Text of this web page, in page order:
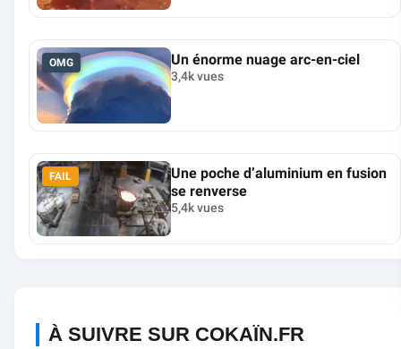
OMG Un énorme nuage arc-en-ciel
3,4k vues
FAIL
Une poche d’aluminium en fusion
se renverse
5,4k vues
À SUIVRE SUR COKAÏN.FR